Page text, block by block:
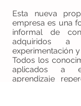
Esta nueva
empresa es una
informal de
adquiridos
experimentación
Todos los
aplicados a
aprendizaje